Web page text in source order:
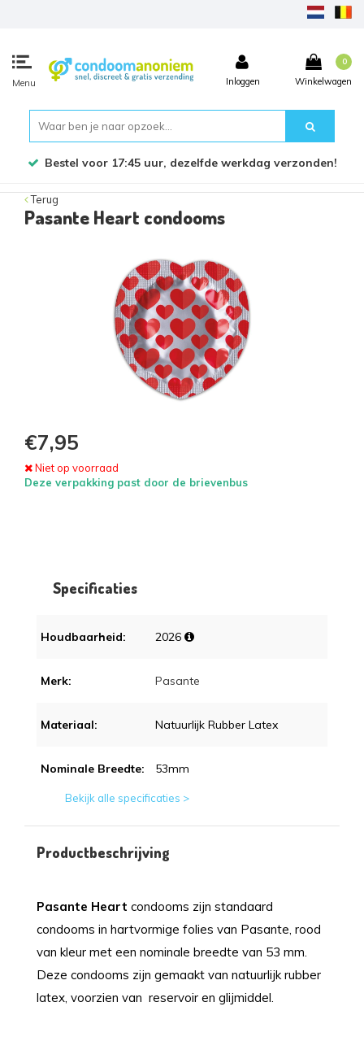
Menu Inloggen
0
Winkelwagen
Bestel voor 17:45 uur, dezelfde werkdag verzonden!
Terug
Pasante Heart condooms
€7,95
Niet op voorraad
Deze verpakking past door de brievenbus
Specificaties
Houdbaarheid: 2026
Merk: Pasante
Materiaal: Natuurlijk Rubber Latex
Nominale Breedte: 53mm
Bekijk alle specificaties >
Productbeschrijving
Pasante Heart condooms zijn standaard
condooms in hartvormige folies van Pasante, rood
van kleur met een nominale breedte van 53 mm.
Deze condooms zijn gemaakt van natuurlijk rubber
latex, voorzien van reservoir en glijmiddel.